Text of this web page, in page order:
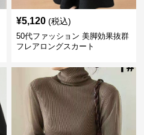
¥5,120 (税込)
50代ファッション 美脚効果抜群
フレアロングスカート